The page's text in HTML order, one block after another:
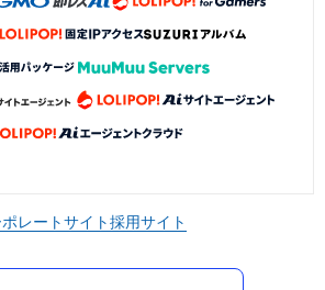
レートサイト採用サイト